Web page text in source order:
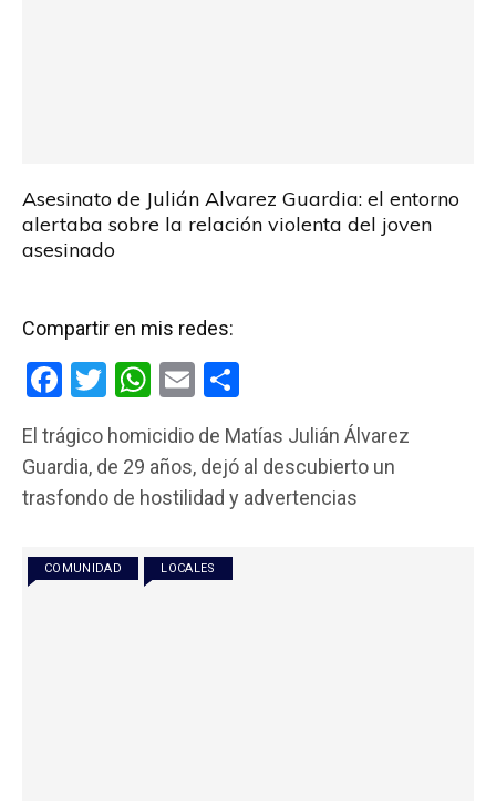
Asesinato de Julián Alvarez Guardia: el entorno
alertaba sobre la relación violenta del joven
asesinado
Compartir en mis redes:
F
ce
b
o
k
T
tt
er
W
at
s
p
p
E
ail m
p
El trágico homicidio de Matías Julián Álvarez
Guardia, de 29 años, dejó al descubierto un
trasfondo de hostilidad y advertencias
COMUNIDAD LOCALES